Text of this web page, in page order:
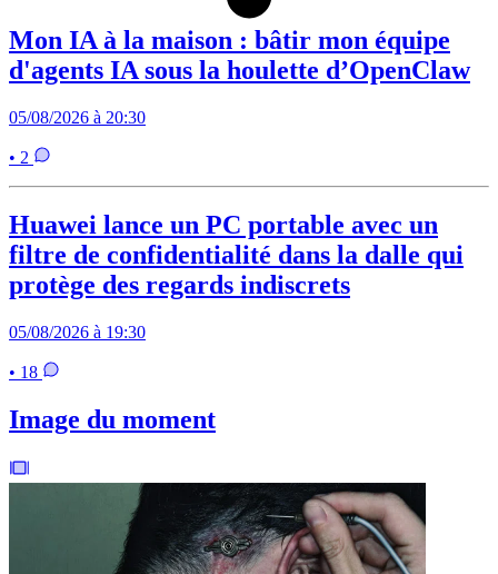
Mon IA à la maison : bâtir mon équipe
d'agents IA sous la houlette d’OpenClaw
05/08/2026 à 20:30
• 2
Huawei lance un PC portable avec un
filtre de confidentialité dans la dalle qui
protège des regards indiscrets
05/08/2026 à 19:30
• 18
Image du moment